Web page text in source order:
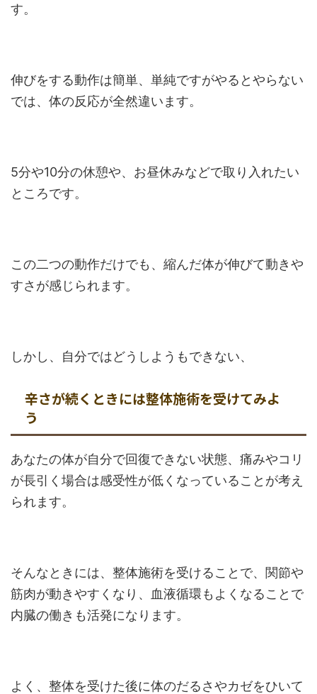
す。
伸びをする動作は簡単、単純ですがやるとやらない
では、体の反応が全然違います。
5分や10分の休憩や、お昼休みなどで取り入れたい
ところです。
この二つの動作だけでも、縮んだ体が伸びて動きや
すさが感じられます。
しかし、自分ではどうしようもできない、
辛さが続くときには整体施術を受けてみよ
う
あなたの体が自分で回復できない状態、痛みやコリ
が長引く場合は感受性が低くなっていることが考え
られます。
そんなときには、整体施術を受けることで、関節や
筋肉が動きやすくなり、血液循環もよくなることで
内臓の働きも活発になります。
よく、整体を受けた後に体のだるさやカゼをひいて